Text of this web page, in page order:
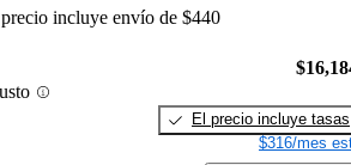
incluye envío de $440
El precio incluye tasas
$316/mes